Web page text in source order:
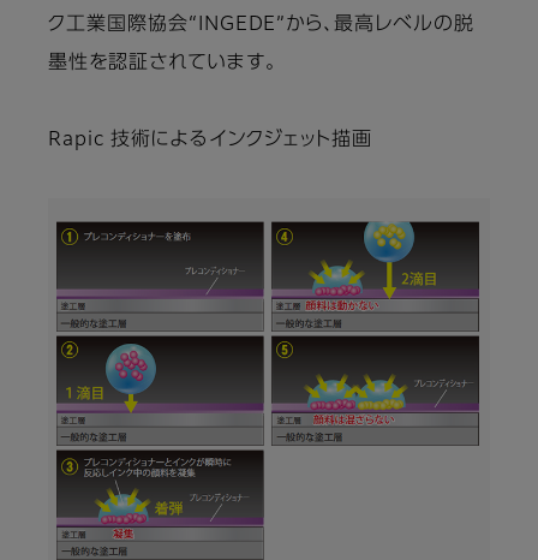
ク工業国際協会“INGEDE”から、最高レベルの脱
墨性を認証されています。
Rapic 技術によるインクジェット描画